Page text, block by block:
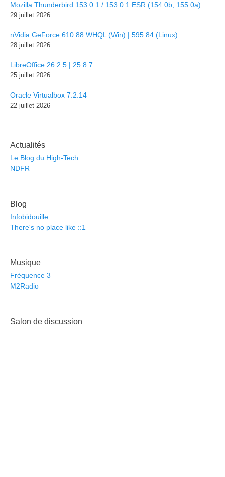
Mozilla Thunderbird 153.0.1 / 153.0.1 ESR (154.0b, 155.0a)
29 juillet 2026
nVidia GeForce 610.88 WHQL (Win) | 595.84 (Linux)
28 juillet 2026
LibreOffice 26.2.5 | 25.8.7
25 juillet 2026
Oracle Virtualbox 7.2.14
22 juillet 2026
Actualités
Le Blog du High-Tech
NDFR
Blog
Infobidouille
There's no place like ::1
Musique
Fréquence 3
M2Radio
Salon de discussion